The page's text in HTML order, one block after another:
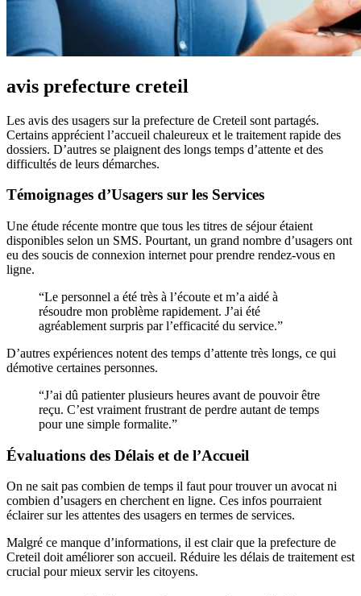
avis prefecture creteil
Les avis des usagers sur la prefecture de Creteil sont partagés.
Certains apprécient l’accueil chaleureux et le traitement rapide des
dossiers. D’autres se plaignent des longs temps d’attente et des
difficultés de leurs démarches.
Témoignages d’Usagers sur les Services
Une étude récente montre que tous les titres de séjour étaient
disponibles selon un SMS. Pourtant, un grand nombre d’usagers ont
eu des soucis de connexion internet pour prendre rendez-vous en
ligne.
“Le personnel a été très à l’écoute et m’a aidé à
résoudre mon problème rapidement. J’ai été
agréablement surpris par l’efficacité du service.”
D’autres expériences notent des temps d’attente très longs, ce qui
démotive certaines personnes.
“J’ai dû patienter plusieurs heures avant de pouvoir être
reçu. C’est vraiment frustrant de perdre autant de temps
pour une simple formalite.”
Évaluations des Délais et de l’Accueil
On ne sait pas combien de temps il faut pour trouver un avocat ni
combien d’usagers en cherchent en ligne. Ces infos pourraient
éclairer sur les attentes des usagers en termes de services.
Malgré ce manque d’informations, il est clair que la prefecture de
Creteil doit améliorer son accueil. Réduire les délais de traitement est
crucial pour mieux servir les citoyens.